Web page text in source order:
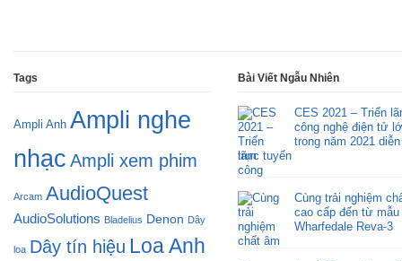
Tags
Ampli Anh Ampli nghe
nhạc Ampli xem phim
Arcam AudioQuest
AudioSolutions Bladelius Denon Dây
loa Dây tín hiệu Loa Anh
Bài Viết Ngẫu Nhiên
CES 2021 – Triển
công nghệ điện tử
trong năm 2021
trực tuyến
Cùng trải nghiệm
cao cấp đến từ mẫu
Wharfedale Reva-3